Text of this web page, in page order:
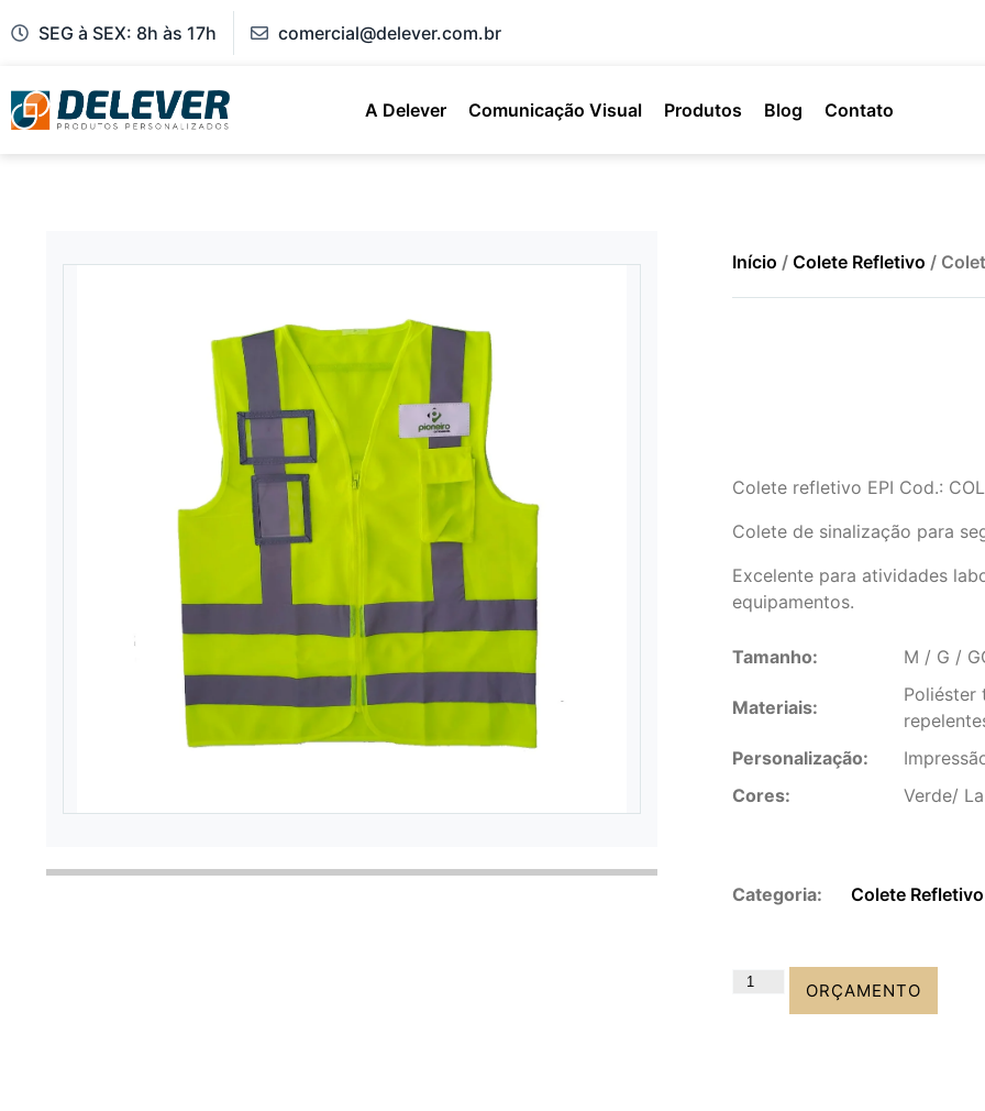
SEG à SEX: 8h às 17h comercial@delever.com.br
A Delever Comunicação Visual Produtos Blog Contato
Início / Colete Refletivo /
Colete refletivo EPI Cod.:
Colete de sinalização para
Excelente para atividades
equipamentos.
Tamanho: M / G /
Materiais:
Poliéster
Personalização:
Cores:
Verde/
Categoria: Colete Refletivo
ORÇAMENTO